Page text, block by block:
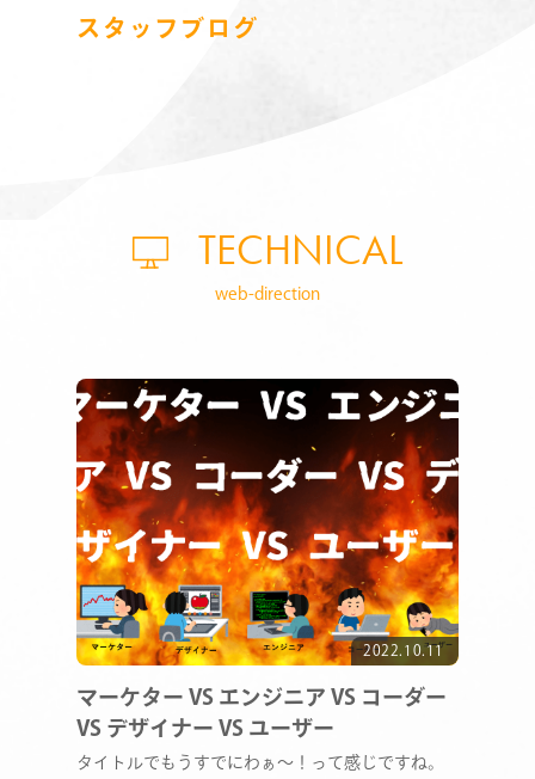
スタッフブログ
TECHNICAL
web-direction
2022.10.11
マーケター VS エンジニア VS コーダー
VS デザイナー VS ユーザー
タイトルでもうすでにわぁ～！って感じですね。